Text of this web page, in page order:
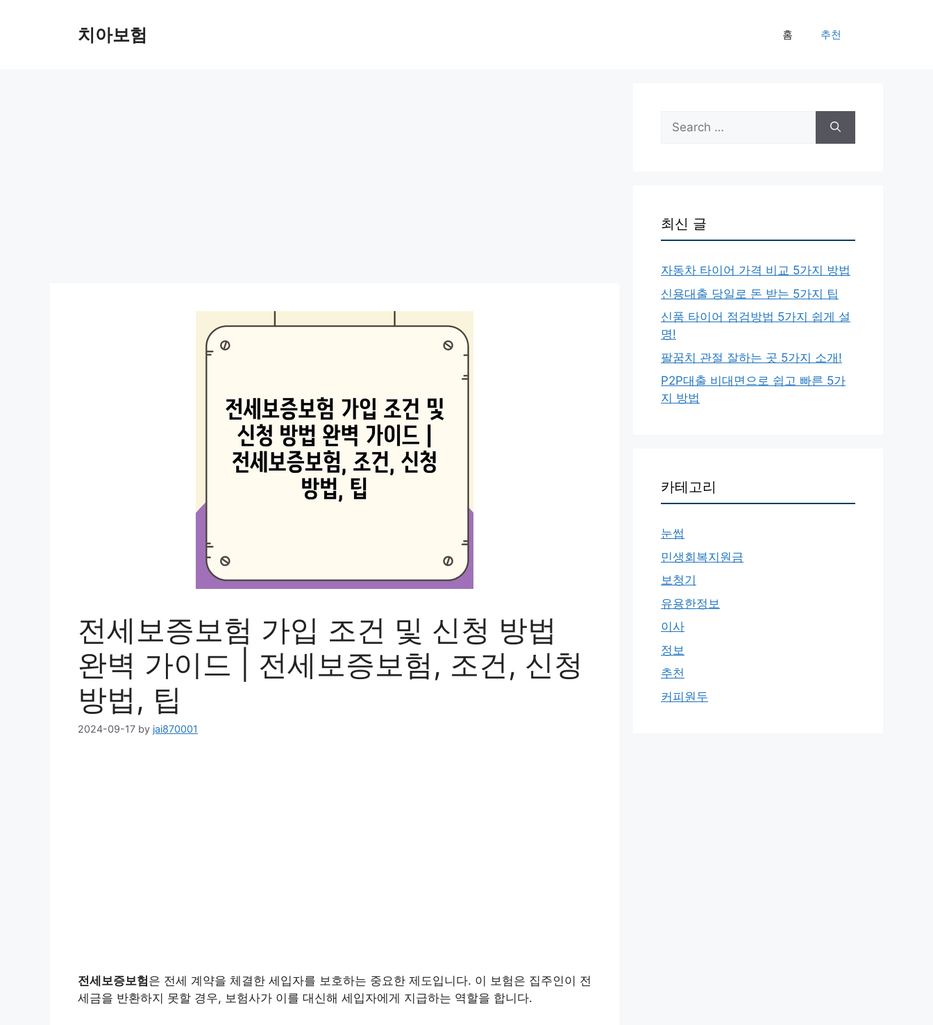
치아보험 홈 추천
전세보증보험 가입 조건 및 신청 방법
완벽 가이드 | 전세보증보험, 조건, 신청
방법, 팁
2024-09-17 by jai870001
전세보증보험은 전세 계약을 체결한 세입자를 보호하는 중요한 제도입니다. 이 보험은 집주인이 전
세금을 반환하지 못할 경우, 보험사가 이를 대신해 세입자에게 지급하는 역할을 합니다.
Search
for:
최신 글
자동차 타이어 가격 비교 5가지 방법
신용대출 당일로 돈 받는 5가지 팁
신품 타이어 점검방법 5가지 쉽게 설
명!
팔꿈치 관절 잘하는 곳 5가지 소개!
P2P대출 비대면으로 쉽고 빠른 5가
지 방법
카테고리
눈썹
민생회복지원금
보청기
유용한정보
이사
정보
추천
커피원두